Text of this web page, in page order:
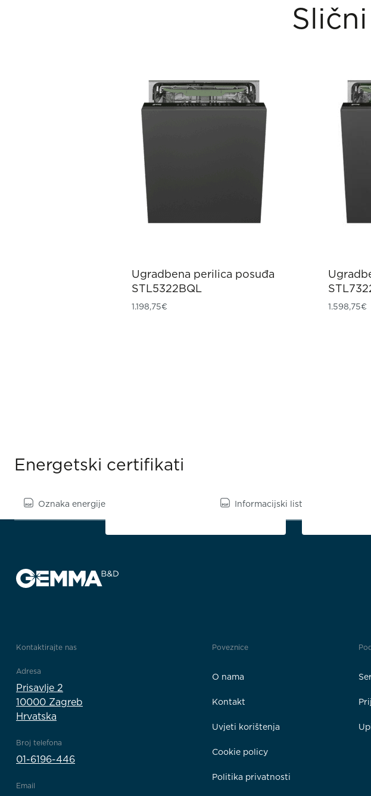
Ugradbena perilica posuđa
STL5322BQL
1.198,75€ 1.598,75€
Energetski certifikati
Oznaka energije Informacijski list
Kontaktirajte nas
Adresa
Prisavlje 2
10000 Zagreb
Hrvatska
Broj telefona
01-6196-446
Email
Poveznice
O nama
Kontakt
Uvjeti korištenja
Cookie policy
Politika privatnosti